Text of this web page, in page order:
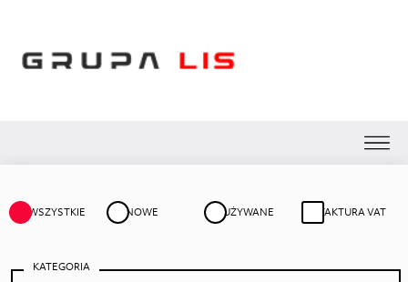
WSZYSTKIE NOWE UŻYWANE FAKTURA VAT
KATEGORIA